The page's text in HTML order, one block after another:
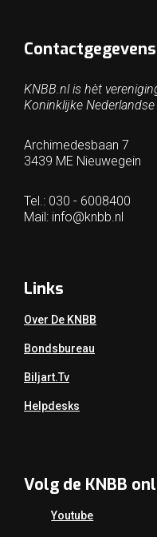
Contactgegevens
KNBB.nl is hèt
Koninklijke
Archimedesbaan 7
3439 ME Nieuwegein
Tel.: 030 - 6008400
Mail: info@knbb.nl
Links
Over De KNBB
Bondsbureau
Biljart.tv
Helpdesks
Volg de KNBB
Youtube